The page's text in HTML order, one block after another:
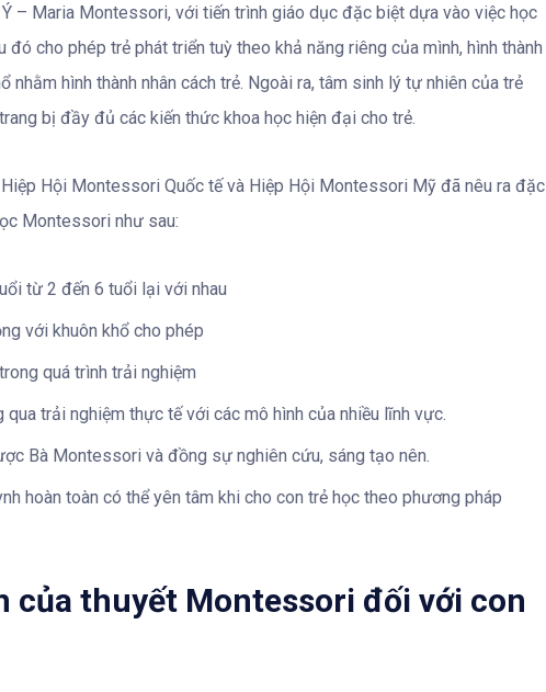
– Maria Montessori, với tiến trình giáo dục đặc biệt dựa vào việc học
đó cho phép trẻ phát triển tuỳ theo khả năng riêng của mình, hình thành
nhằm hình thành nhân cách trẻ. Ngoài ra, tâm sinh lý tự nhiên của trẻ
bị đầy đủ các kiến thức khoa học hiện đại cho trẻ.
Hội Montessori Quốc tế và Hiệp Hội Montessori Mỹ đã nêu ra đặc
Montessori như sau:
từ 2 đến 6 tuổi lại với nhau
với khuôn khổ cho phép
quá trình trải nghiệm
qua trải nghiệm thực tế với các mô hình của nhiều lĩnh vực.
Bà Montessori và đồng sự nghiên cứu, sáng tạo nên.
hoàn toàn có thể yên tâm khi cho con trẻ học theo phương pháp
của thuyết Montessori đối với con